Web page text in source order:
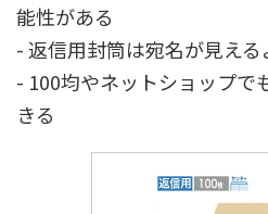
能性がある
- 返信用封筒は宛名が見え
- 100均やネットショップで
きる